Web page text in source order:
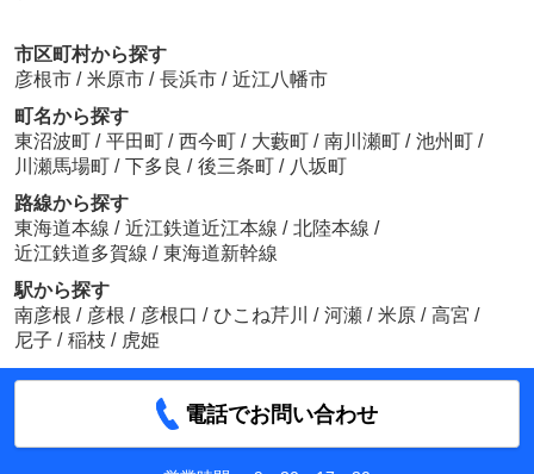
市区町村から探す
彦根市 / 米原市 / 長浜市 / 近江八幡市
町名から探す
東沼波町 / 平田町 / 西今町 / 大藪町 / 南川瀬町 / 池州町 /
川瀬馬場町 / 下多良 / 後三条町 / 八坂町
路線から探す
東海道本線 / 近江鉄道近江本線 / 北陸本線 /
近江鉄道多賀線 / 東海道新幹線
駅から探す
南彦根 / 彦根 / 彦根口 / ひこね芹川 / 河瀬 / 米原 / 高宮 /
尼子 / 稲枝 / 虎姫
電話でお問い合わせ